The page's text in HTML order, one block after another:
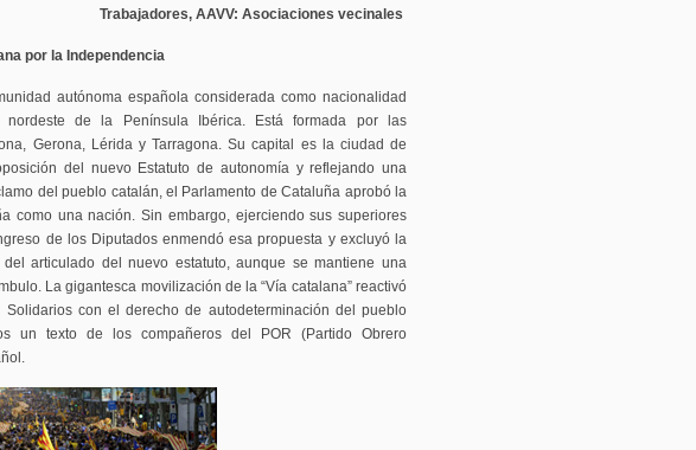
Trabajadores, AAVV: Asociaciones vecinales
por la Independencia
autónoma española considerada como nacionalidad
nordeste de la Península Ibérica. Está formada por las
Gerona, Lérida y Tarragona. Su capital es la ciudad de
del nuevo Estatuto de autonomía y reflejando una
del pueblo catalán, el Parlamento de Cataluña aprobó la
como una nación. Sin embargo, ejerciendo sus superiores
de los Diputados enmendó esa propuesta y excluyó la
articulado del nuevo estatuto, aunque se mantiene una
La gigantesca movilización de la “Vía catalana” reactivó
Solidarios con el derecho de autodeterminación del pueblo
un texto de los compañeros del POR (Partido Obrero